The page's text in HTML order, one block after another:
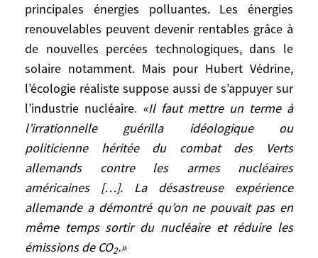
principales énergies polluantes. Les énergies
renouvelables peuvent devenir rentables grâce à
de nouvelles percées technologiques, dans le
solaire notamment. Mais pour Hubert Védrine,
l’écologie réaliste suppose aussi de s’appuyer sur
l’industrie nucléaire. «Il faut mettre un terme à
l’irrationnelle guérilla idéologique ou
politicienne héritée du combat des Verts
allemands contre les armes nucléaires
américaines […].
La désastreuse expérience
allemande a démontré qu’on ne pouvait pas en
même temps sortir du nucléaire et réduire les
émissions de CO2.»
avancées de la science.
L’énergie est le deuxième secteur sensible.
Elle doit d’abord être économisée par le
moyen d’un plan massif de d’isolation des
bâtiments, source de
«croissance
verte»
pour des décennies. Il faut ensuite
se débarrasser du charbon et du pétrole,
principales énergies polluantes. Les
énergies renouvelables peuvent devenir
rentables grâce à de nouvelles percées
technologiques, dans le solaire
notamment. Mais pour Hubert Védrine,
l’écologie réaliste suppose aussi de